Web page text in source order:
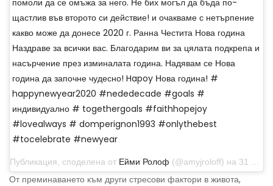
щастлив във второто си действие! и очакваме с нетърпение
какво може да донесе 2020 г. Ранна Честита Нова година
Наздраве за всички вас. Благодарим ви за цялата подкрепа и
насърчение през изминалата година. Надявам се Нова
година да започне чудесно! Hapoy Нова година! #
happynewyear2020 #nededecade #goals #
индивидуално # togethergoals #faithhopejoy
#lovealways # domperignon1993 #onlythebest
#tocelebrate #newyear
Публикация, споделена от Ейми Ролоф (@amyjroloff) на 31 декември 2019 г. в 18:56 ч. PST
От преминаването към други стресови фактори в живота,